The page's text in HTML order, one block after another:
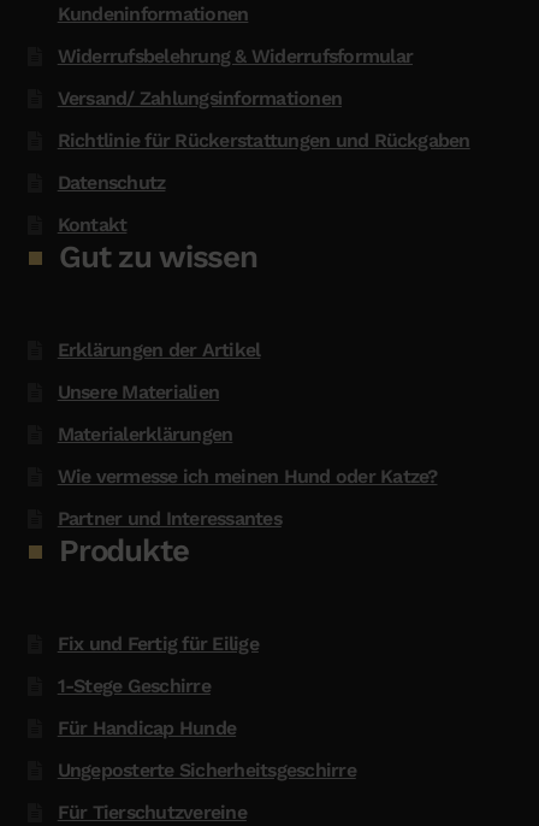
Kundeninformationen
Widerrufsbelehrung & Widerrufsformular
Versand/ Zahlungsinformationen
Richtlinie für Rückerstattungen und Rückgaben
Datenschutz
Kontakt
Gut zu wissen
Erklärungen der Artikel
Unsere Materialien
Materialerklärungen
Wie vermesse ich meinen Hund oder Katze?
Partner und Interessantes
Produkte
Fix und Fertig für Eilige
1-Stege Geschirre
Für Handicap Hunde
Ungeposterte Sicherheitsgeschirre
Für Tierschutzvereine